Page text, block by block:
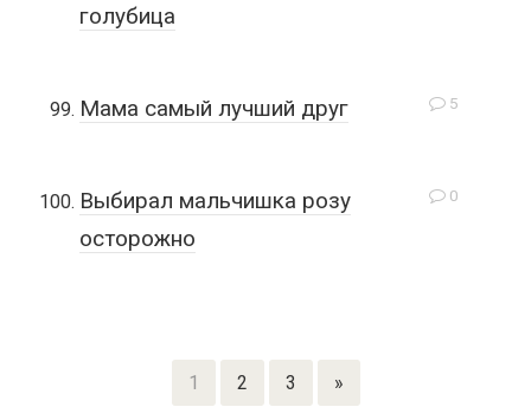
голубица
5
Мама самый лучший друг
0
Выбирал мальчишка розу
осторожно
1 2 3 »